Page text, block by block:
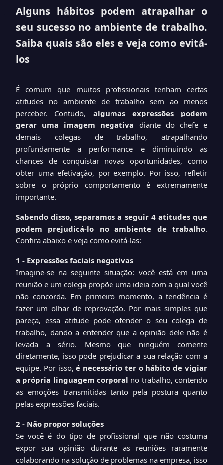
Alguns hábitos podem atrapalhar o
seu sucesso no ambiente de trabalho.
Saiba quais são eles e veja como evitá-
los
É comum que muitos profissionais tenham certas
atitudes no ambiente de trabalho sem ao menos
perceber. Contudo, algumas expressões podem
gerar uma imagem negativa diante do chefe e
demais colegas de trabalho, atrapalhando
profundamente a performance e diminuindo as
chances de conquistar novas oportunidades, como
obter uma efetivação, por exemplo. Por isso, refletir
sobre o próprio comportamento é extremamente
importante.
Sabendo disso, separamos a seguir 4 atitudes que
podem prejudicá-lo no ambiente de trabalho.
Confira abaixo e veja como evitá-las:
1 - Expressões faciais negativas
Imagine-se na seguinte situação: você está em uma
reunião e um colega propõe uma ideia com a qual você
não concorda. Em primeiro momento, a tendência é
fazer um olhar de reprovação. Por mais simples que
pareça, essa atitude pode ofender o seu colega de
trabalho, dando a entender que a opinião dele não é
levada a sério. Mesmo que ninguém comente
diretamente, isso pode prejudicar a sua relação com a
equipe. Por isso,é necessário ter o hábito de vigiar
a própria linguagem corporal no trabalho, contendo
as emoções transmitidas tanto pela postura quanto
pelas expressões faciais.
2 - Não propor soluções
Se você é do tipo de profissional que não costuma
expor sua opinião durante as reuniões raramente
colaborando na solução de problemas na empresa, isso